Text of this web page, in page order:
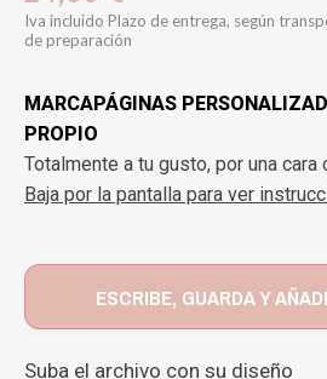
Iva incluido Plazo de entrega, según
de preparación
MARCAPÁGINAS
PROPIO
Totalmente a tu gusto, por una cara
Baja por la pantalla para ver
ESCRIBE, GUARDA Y
Suba el archivo con su diseño